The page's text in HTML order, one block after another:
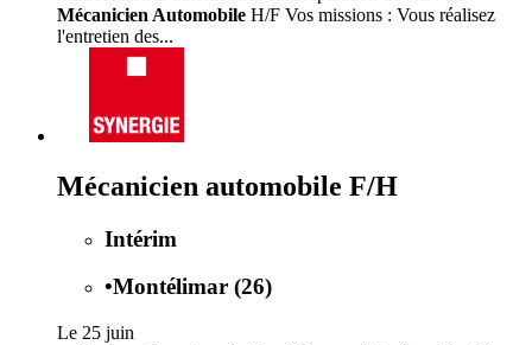
Mécanicien Automobile H/F Vos missions : Vous réalisez
l'entretien des...
Mécanicien automobile F/H
Intérim
•Montélimar (26)
Le 25 juin